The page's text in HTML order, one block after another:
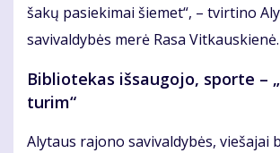
šakų pasiekimai šiemet“, – tvirtino
savivaldybės merė Rasa Vitkauskienė.
Bibliotekas išsaugojo, sporte –
turim“
Alytaus rajono savivaldybės, viešajai